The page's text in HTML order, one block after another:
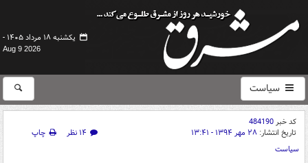
یکشنبه ۱۸ مرداد ۱۴۰۵ -
Aug 9 2026
سیاست
کد خبر484190
تاریخ انتشار: ۲۸ مهر ۱۳۹۴ - ۱۳:۴۱ ۱۴ نظر
چاپ
سیاست